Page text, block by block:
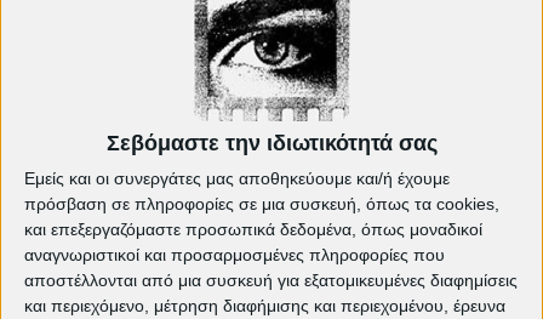
Σεβόμαστε την ιδιωτικότητά σας
Εμείς και οι συνεργάτες μας αποθηκεύουμε και/ή έχουμε
πρόσβαση σε πληροφορίες σε μια συσκευή, όπως τα cookies,
και επεξεργαζόμαστε προσωπικά δεδομένα, όπως μοναδικοί
αναγνωριστικοί και προσαρμοσμένες πληροφορίες που
αποστέλλονται από μια συσκευή για εξατομικευμένες διαφημίσεις
και περιεχόμενο, μέτρηση διαφήμισης και περιεχομένου, έρευνα
"Η καθώσπρέπει κοινωνία
καταστρέφει την ψυχή" - Poor
Things | EDITORIAL
Περασμένες Ζωές της Σελίν Σονγκ |
EDITORIAL
«Τα Μαθήματα της Μπλάγκα» του
Στέφαν Κομαντάρεφ | EDITORIAL
Στο Γραφείο Καθηγητών του Ιλκέρ